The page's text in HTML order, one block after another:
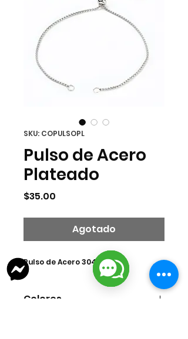
SKU: COPULSOPL
Pulso de Acero
Plateado
$35.00
Agotado
Pulso de Acero 304
Colores